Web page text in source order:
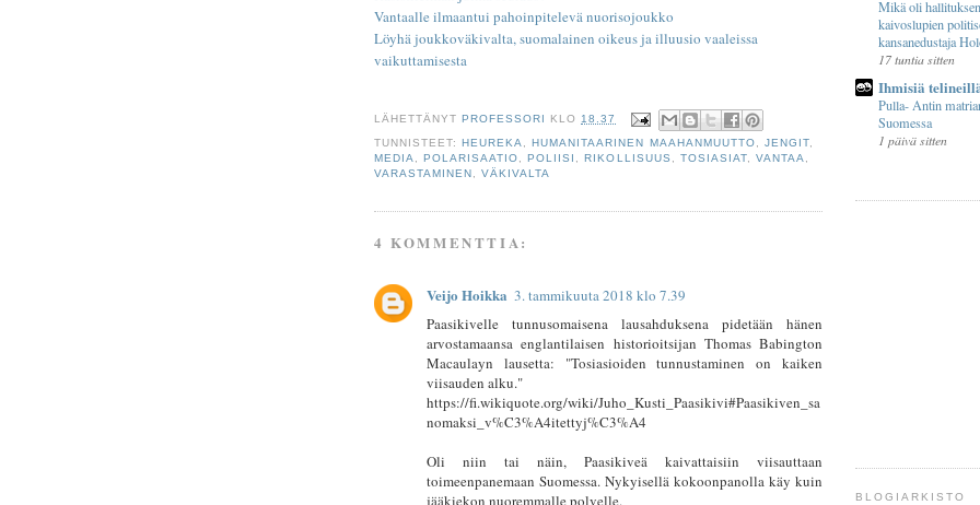
Vantaalle ilmaantui pahoinpitelevä nuorisojoukko
Löyhä joukkoväkivalta, suomalainen oikeus ja illuusio vaaleissa
vaikuttamisesta
LÄHETTÄNYTPROFESSORI KLO 18.37
TUNNISTEET:HEUREKA ,HUMANITAARINEN MAAHANMUUTTO JENGIT,
MEDIA
,POLARISAATIO ,POLIISI ,RIKOLLISUUS TOSIASIAT, VANTAA
VARASTAMINEN
,VÄKIVALTA
4 KOMMENTTIA:
Veijo Hoikka 3. tammikuuta 2018 klo 7.39
Paasikivelle tunnusomaisena lausahduksena pidetään hänen
arvostamaansa englantilaisen historioitsijan Thomas Babington
Macaulayn lausetta: "Tosiasioiden tunnustaminen on kaiken
viisauden alku."
https://fi.wikiquote.org/wiki/Juho_Kusti_Paasikivi#Paasikiven_sa
nomaksi_v%C3%A4itettyj%C3%A4
Oli niin tai näin, Paasikiveä kaivattaisiin viisauttaan
toimeenpanemaan Suomessa. Nykyisellä kokoonpanolla käy kuin
jääkiekon nuoremmalle polvelle.
Mikä oli
kaivoslupien
kansanedustaja
17 tuntia sitten
Ihmisiä
Pulla- Antin
Suomessa
1 päivä sitten
BLOGIARKISTO